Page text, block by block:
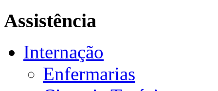
Assistência
Internação
Enfermarias